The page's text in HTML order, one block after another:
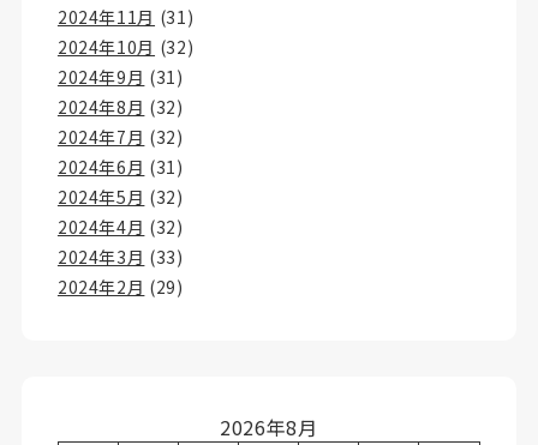
2024年11月 (31)
2024年10月 (32)
2024年9月 (31)
2024年8月 (32)
2024年7月 (32)
2024年6月 (31)
2024年5月 (32)
2024年4月 (32)
2024年3月 (33)
2024年2月 (29)
2026年8月